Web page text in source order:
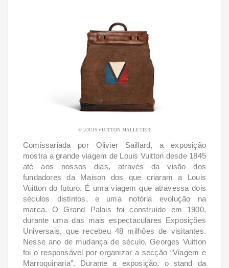
©LOUIS VUITTON MALLETIER
Comissariada por Olivier Saillard, a exposição
mostra a grande viagem de Louis Vuitton desde 1845
até aos nossos dias, através da visão dos
fundadores da Maison dos que criaram a Louis
Vuitton do futuro. É uma viagem que atravessa dois
séculos distintos, e uma notória evolução na
marca.O Grand Palais foi construído em 1900,
durante uma das mais espectaculares Exposições
Universais, que recebeu 48 milhões de visitantes.
Nesse ano de mudança de século, Georges Vuitton
foi o responsável por organizar a secção “Viagem e
Marroquinaria”. Durante a exposição, o stand da